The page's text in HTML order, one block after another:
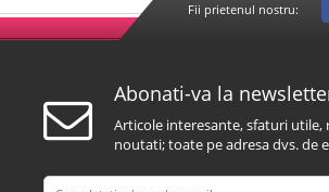
Fii prietenul nostru:
Abonati-va la
Articole interesante, sfaturi utile,
noutati; toate pe adresa dvs. de